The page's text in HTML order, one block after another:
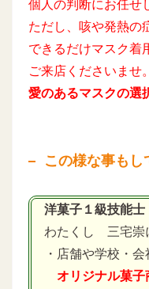
個人の判断にお任せ
ただし、咳や発熱の
できるだけマスク着
ご来店くださいませ。
愛のあるマスクの選
この様な事もし
洋菓子１級技能
わたくし 三宅崇
・店舗や学校・会
オリジナル菓子